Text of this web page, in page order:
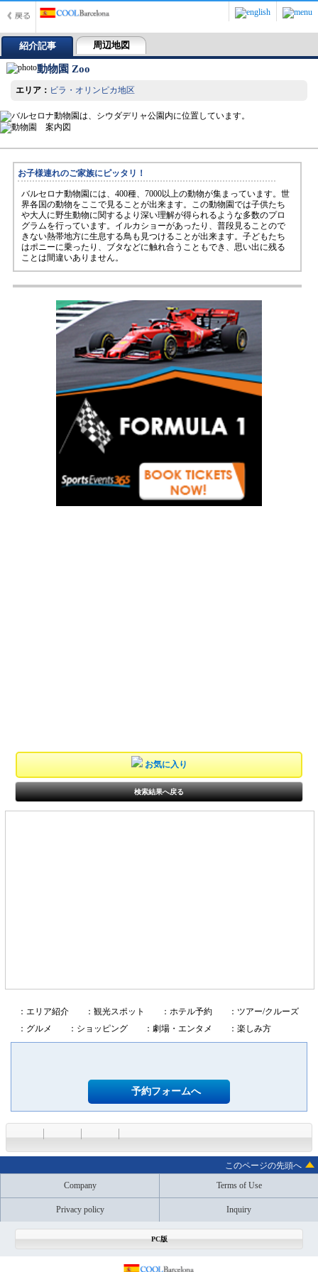
紹介記事 周辺地図
動物園 Zoo
エリア： ビラ・オリンピカ地区
お子様連れのご家族にピッタリ！
バルセロナ動物園には、400種、7000以上の動物が集まっています。世
界各国の動物をここで見ることが出来ます。この動物園では子供たち
や大人に野生動物に関するより深い理解が得られるような多数のプロ
グラムを行っています。イルカショーがあったり、普段見ることので
きない熱帯地方に生息する鳥も見つけることが出来ます。子どもたち
はポニーに乗ったり、ブタなどに触れ合うこともでき、思い出に残る
ことは間違いありません。
お気に入り
検索結果へ戻る
：エリア紹介 ：観光スポット ：ホテル予約
：ツアー/クルーズ
：グルメ
：ショッピング ：劇場・エンタメ ：楽しみ方
予約フォームへ
このページの先頭へ
Company Terms of Use
Privacy policy Inquiry
PC版